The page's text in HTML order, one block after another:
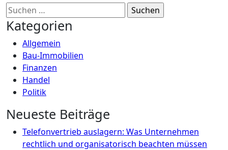
Suchen
nach:
Kategorien
Allgemein
Bau-Immobilien
Finanzen
Handel
Politik
Neueste Beiträge
Telefonvertrieb auslagern: Was Unternehmen
rechtlich und organisatorisch beachten müssen